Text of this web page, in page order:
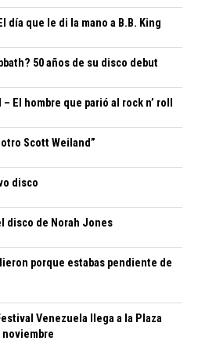
día que le di la mano a B.B. King
50 años de su disco debut
El hombre que parió al rock n’ roll
Scott Weiland”
disco
disco de Norah Jones
porque estabas pendiente de
Venezuela llega a la Plaza
noviembre